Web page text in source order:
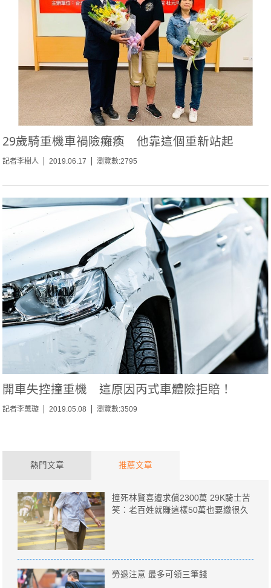
29歲騎重機車禍險癱瘓 他靠這個重新站起
記者李樹人 2019.06.17 瀏覽數:2795
開車失控撞重機 這原因丙式車體險拒賠！
記者李蕙璇 2019.05.08 瀏覽數:3509
熱門文章 推薦文章
撞死林賢喜遭求償2300萬 29K騎士苦
笑：老百姓就賺這樣50萬也要繳很久
勞退注意 最多可領三筆錢